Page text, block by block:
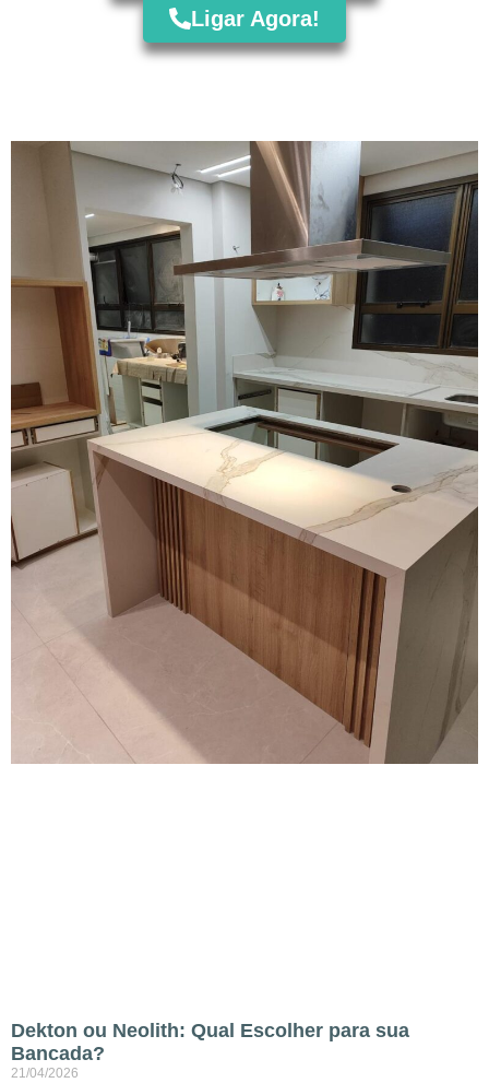
Ligar Agora!
Dekton ou Neolith: Qual Escolher para sua
Bancada?
21/04/2026